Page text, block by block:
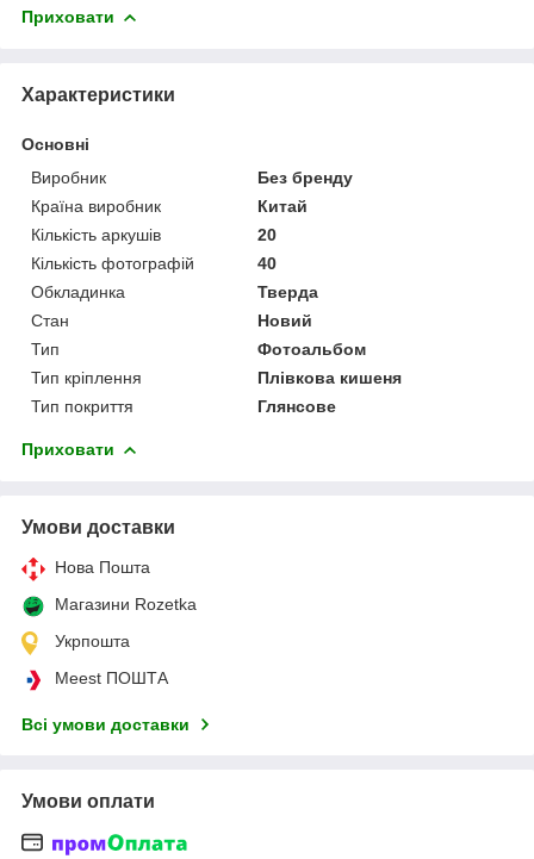
Приховати
Характеристики
Основні
Виробник
Без бренду
Країна виробник
Китай
Кількість аркушів
20
Кількість фотографій
40
Обкладинка
Тверда
Стан
Новий
Тип
Фотоальбом
Тип кріплення
Плівкова кишеня
Тип покриття
Глянсове
Приховати
Умови доставки
Нова Пошта
Магазини Rozetka
Укрпошта
Meest ПОШТА
Всі умови доставки
Умови оплати